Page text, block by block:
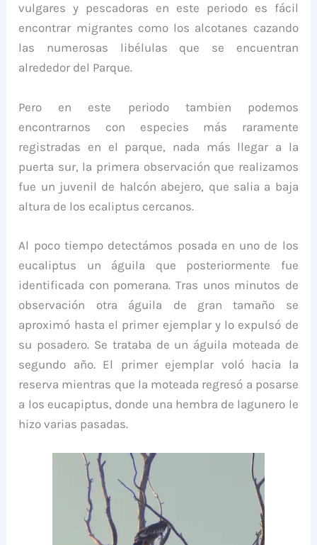
vulgares y pescadoras en este periodo es fácil
encontrar migrantes como los alcotanes cazando
las numerosas libélulas que se encuentran
alrededor del Parque.
Pero en este periodo tambien podemos
encontrarnos con especies más raramente
registradas en el parque, nada más llegar a la
puerta sur, la primera observación que realizamos
fue un juvenil de halcón abejero, que salia a baja
altura de los ecaliptus cercanos.
Al poco tiempo detectámos posada en uno de los
eucaliptus un águila que posteriormente fue
identificada con pomerana. Tras unos minutos de
observación otra águila de gran tamaño se
aproximó hasta el primer ejemplar y lo expulsó de
su posadero. Se trataba de un águila moteada de
segundo año. El primer ejemplar voló hacia la
reserva mientras que la moteada regresó a posarse
a los eucapiptus, donde una hembra de lagunero le
hizo varias pasadas.